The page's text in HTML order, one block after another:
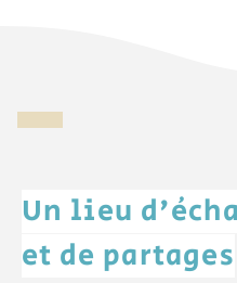
Un lieu
et de partages